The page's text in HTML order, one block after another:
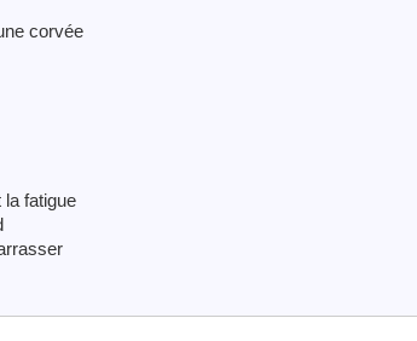
corvée
la fatigue